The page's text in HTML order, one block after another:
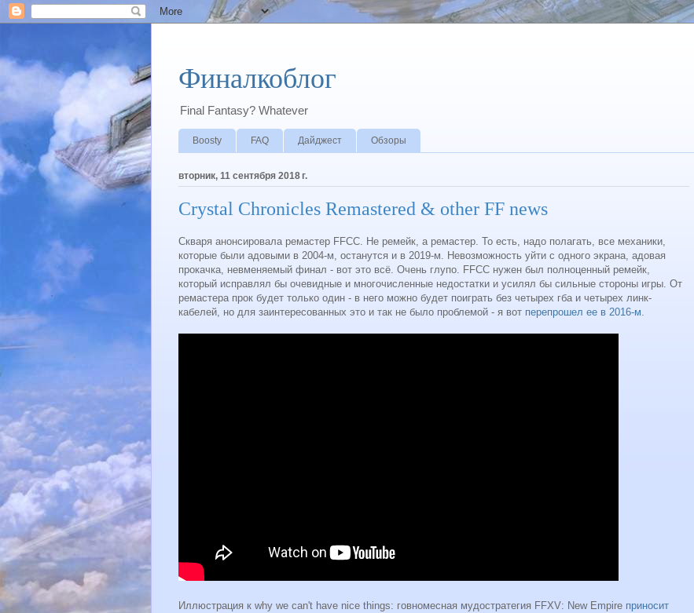
Финалкоблог
Final Fantasy? Whatever
Boosty FAQ Дайджест Обзоры
вторник, 11 сентября 2018 г.
Crystal Chronicles Remastered & other FF news
Скваря анонсировала ремастер FFCC. Не ремейк, а ремастер. То есть, надо полагать, все механики,
которые были адовыми в 2004-м, останутся и в 2019-м. Невозможность уйти с одного экрана, адовая
прокачка, невменяемый финал - вот это всё. Очень глупо. FFCC нужен был полноценный ремейк,
который исправлял бы очевидные и многочисленные недостатки и усилял бы сильные стороны игры. От
ремастера прок будет только один - в него можно будет поиграть без четырех гба и четырех линк-
кабелей, но для заинтересованных это и так не было проблемой - я вот перепрошел ее в 2016-м.
Иллюстрация к why we can't have nice things: говномесная мудостратегия FFXV: New Empire приносит